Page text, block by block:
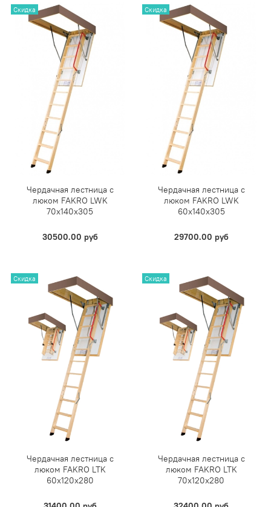
Скидка
Чердачная лестница с
люком FAKRO LWK
70х140х305
30500.00 руб
Скидка
Чердачная лестница с
люком FAKRO LWK
60х140х305
29700.00 руб
Скидка
Чердачная лестница с
люком FAKRO LTK
60х120х280
Скидка
Чердачная лестница с
люком FAKRO LTK
70х120х280